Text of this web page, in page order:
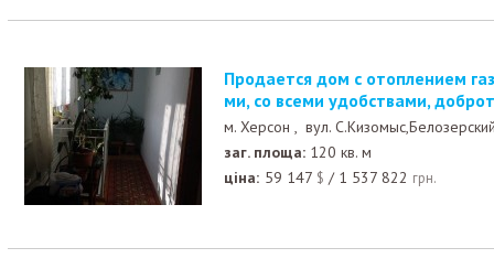
Продается дом с отоплением газом, углём или дрова
ми, со всеми удобствами, доброт
м. Херсон , вул.
заг. площа: 120 кв. м
ціна: 59 147 $ / 1 537 822 грн.